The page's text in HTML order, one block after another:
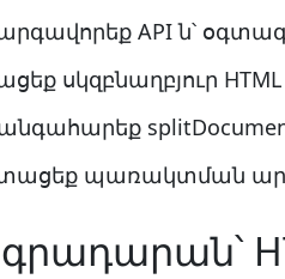
API ն՝
սկզբնաղբյուր HTML
պառակտման
գրադարան՝